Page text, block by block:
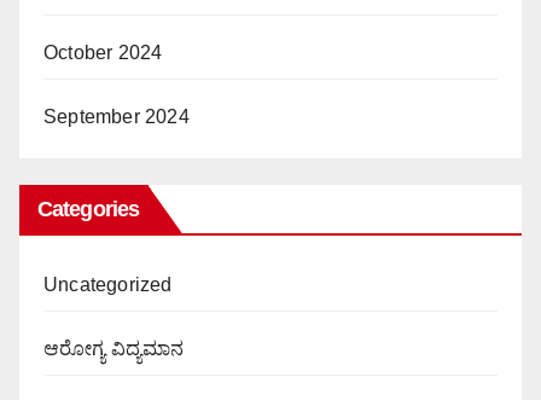
October 2024
September 2024
Categories
Uncategorized
ಆರೋಗ್ಯ ವಿದ್ಯಮಾನ